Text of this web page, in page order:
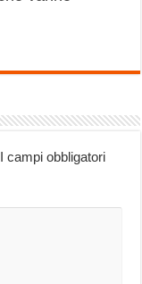
I campi obbligatori